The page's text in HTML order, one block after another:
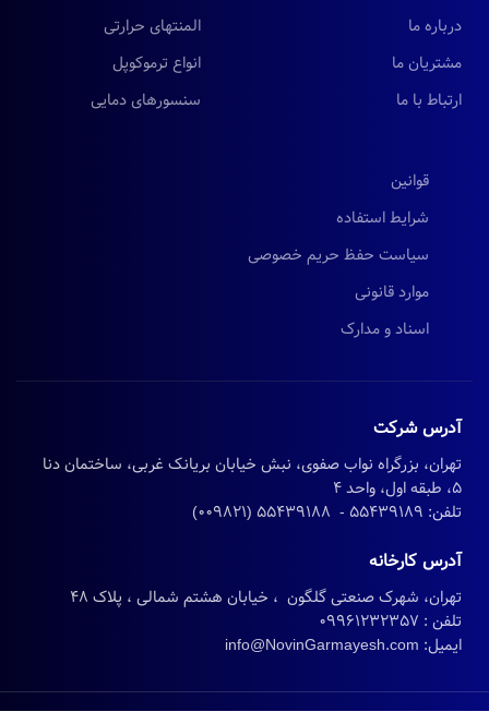
درباره ما
مشتریان ما
ارتباط با ما
المنتهای حرارتی
انواع ترموکوپل
سنسورهای دمایی
قوانین
شرایط استفاده
سیاست حفظ حریم خصوصی
موارد قانونی
اسناد و مدارک
آدرس شرکت
تهران، بزرگراه نواب صفوی، نبش خیابان بریانک غربی، ساختمان دنا
5، طبقه اول، واحد 4
تلفن: 55439189 - 55439188 (009821)
آدرس کارخانه
تهران، شهرک صنعتی گلگون ، خیابان هشتم شمالی ، پلاک 48
تلفن : 09961232357
ایمیل: info@NovinGarmayesh.com